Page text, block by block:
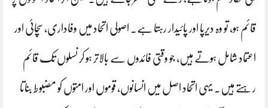
قائم ہو، تو وہ دیرپا اور پائیدار رہتا ہے۔ اصولی اتحاد میں وفاداری، سچائی اور
اعتماد شامل ہوتے ہیں، جو وقتی فائدوں سے بالاتر ہو کر نسلوں تک قائم
رہتے ہیں۔ یہی اتحاد اصل میں انسانوں، قوموں اور امتوں کو مضبوط بناتا